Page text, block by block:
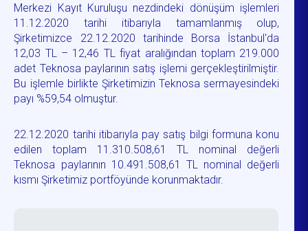
Merkezi Kayıt Kuruluşu nezdindeki dönüşüm işlemleri
11.12.2020 tarihi itibarıyla tamamlanmış olup,
Şirketimizce 22.12.2020 tarihinde Borsa İstanbul'da
12,03 TL – 12,46 TL fiyat aralığından toplam 219.000
adet Teknosa paylarının satış işlemi gerçekleştirilmiştir.
Bu işlemle birlikte Şirketimizin Teknosa sermayesindeki
payı %59,54 olmuştur.
22.12.2020 tarihi itibarıyla pay satış bilgi formuna konu
edilen toplam 11.310.508,61 TL nominal değerli
Teknosa paylarının 10.491.508,61 TL nominal değerli
kısmı Şirketimiz portföyünde korunmaktadır.